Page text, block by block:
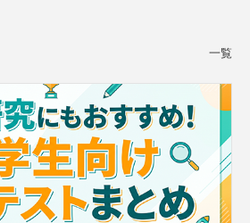
一覧